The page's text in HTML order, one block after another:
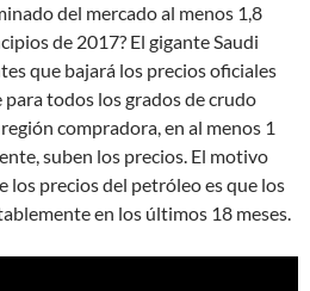
del mercado al menos 1,8
de 2017? El gigante Saudi
que bajará los precios oficiales
todos los grados de crudo
compradora, en al menos 1
suben los precios. El motivo
los precios del petróleo es que los
en los últimos 18 meses.